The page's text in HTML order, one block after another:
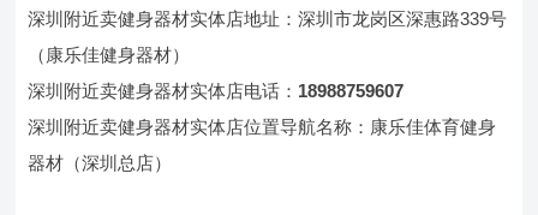
深圳附近卖健身器材实体店地址：深圳市龙岗区深惠路339号
（康乐佳健身器材）
深圳附近卖健身器材实体店电话： 18988759607
深圳附近卖健身器材实体店位置导航名称：康乐佳体育健身
器材（深圳总店）